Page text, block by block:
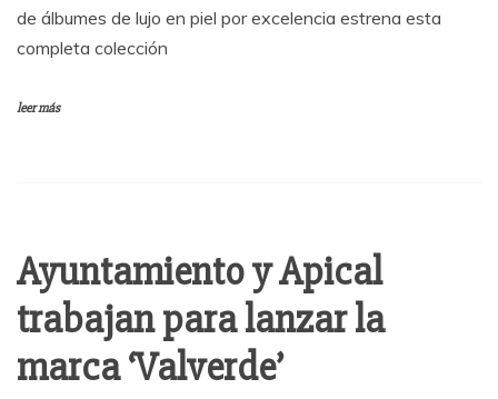
de álbumes de lujo en piel por excelencia estrena esta
completa colección
leer más
Ayuntamiento y Apical
trabajan para lanzar la
marca ‘Valverde’